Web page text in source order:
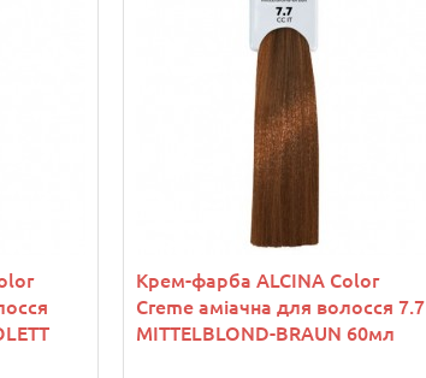
Крем-фарба ALCINA Color
Creme аміачна для волосся 7.7
MITTELBLOND-BRAUN 60мл